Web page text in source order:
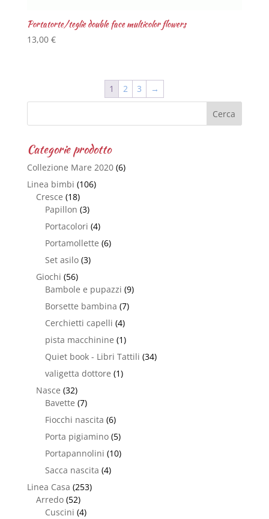
Portatorte/teglie double face multicolor flowers
13,00 €
1 2 3 →
Categorie prodotto
Collezione Mare 2020 (6)
Linea bimbi (106)
Cresce (18)
Papillon (3)
Portacolori (4)
Portamollette (6)
Set asilo (3)
Giochi (56)
Bambole e pupazzi (9)
Borsette bambina (7)
Cerchietti capelli (4)
pista macchinine (1)
Quiet book - Libri Tattili (34)
valigetta dottore (1)
Nasce (32)
Bavette (7)
Fiocchi nascita (6)
Porta pigiamino (5)
Portapannolini (10)
Sacca nascita (4)
Linea Casa (253)
Arredo (52)
Cuscini (4)